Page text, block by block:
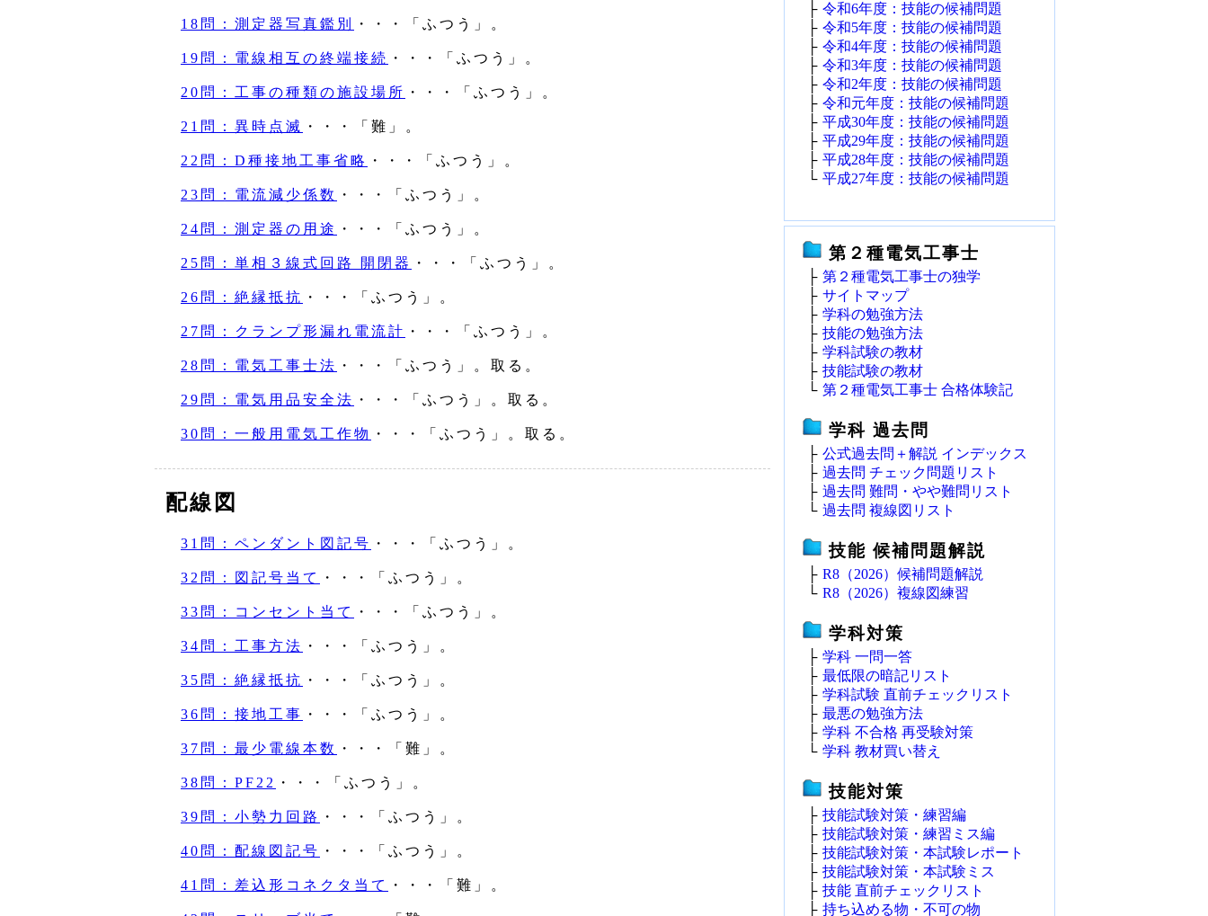
18問：測定器写真鑑別 ・・・「ふつう」。
19問：電線相互の終端接続 ・・・「ふつう」。
20問：工事の種類の施設場所 ・・・「ふつう」。
21問：異時点滅 ・・・「難」。
22問：D種接地工事省略 ・・・「ふつう」。
23問：電流減少係数 ・・・「ふつう」。
24問：測定器の用途 ・・・「ふつう」。
25問：単相３線式回路 開閉器 ・・・「ふつう」。
26問：絶縁抵抗 ・・・「ふつう」。
27問：クランプ形漏れ電流計 ・・・「ふつう」。
28問：電気工事士法 ・・・「ふつう」。取る。
29問：電気用品安全法 ・・・「ふつう」。取る。
30問：一般用電気工作物 ・・・「ふつう」。取る。
配線図
31問：ペンダント図記号 ・・・「ふつう」。
32問：図記号当て ・・・「ふつう」。
33問：コンセント当て ・・・「ふつう」。
34問：工事方法 ・・・「ふつう」。
35問：絶縁抵抗 ・・・「ふつう」。
36問：接地工事 ・・・「ふつう」。
37問：最少電線本数 ・・・「難」。
38問：PF22 ・・・「ふつう」。
39問：小勢力回路 ・・・「ふつう」。
40問：配線図記号 ・・・「ふつう」。
41問：差込形コネクタ当て ・・・「難」。
├ 令和6年度：技能の候補問題
├ 令和5年度：技能の候補問題
├ 令和4年度：技能の候補問題
├ 令和3年度：技能の候補問題
├ 令和2年度：技能の候補問題
├ 令和元年度：技能の候補問題
├ 平成30年度：技能の候補問題
├ 平成29年度：技能の候補問題
├ 平成28年度：技能の候補問題
└ 平成27年度：技能の候補問題
第２種電気工事士
├ 第２種電気工事士の独学
├ サイトマップ
├ 学科の勉強方法
├ 技能の勉強方法
├ 学科試験の教材
├ 技能試験の教材
└ 第２種電気工事士 合格体験記
学科 過去問
├ 公式過去問＋解説 インデックス
├ 過去問 チェック問題リスト
├ 過去問 難問・やや難問リスト
└ 過去問 複線図リスト
技能 候補問題解説
├ R8（2026）候補問題解説
└ R8（2026）複線図練習
学科対策
├ 学科 一問一答
├ 最低限の暗記リスト
├ 学科試験 直前チェックリスト
├ 最悪の勉強方法
├ 学科 不合格 再受験対策
└ 学科 教材買い替え
技能対策
├ 技能試験対策・練習編
├ 技能試験対策・練習ミス編
├ 技能試験対策・本試験レポート
├ 技能試験対策・本試験ミス
├ 技能 直前チェックリスト
├ 持ち込める物・不可の物